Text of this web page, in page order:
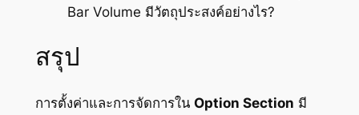
Bar Volume มีวัตถุประสงค์อย่างไร?
สรุป
การตั้งค่าและการจัดการใน Option Section มี